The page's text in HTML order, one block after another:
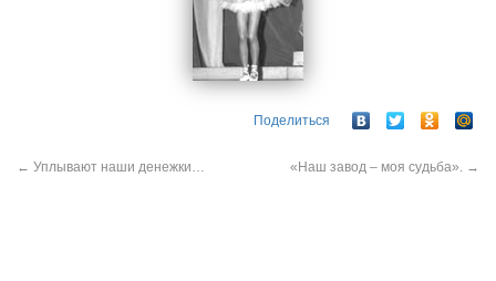
Поделиться
← Уплывают наши денежки… «Наш завод – моя судьба». →